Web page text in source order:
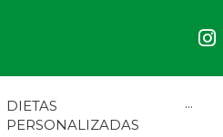
DIETAS
PERSONALIZADAS
···